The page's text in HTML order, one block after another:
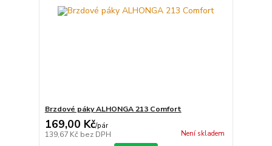
Brzdové páky ALHONGA 213 Comfort
169,00 Kč/pár
139,67 Kč bez DPH Není skladem